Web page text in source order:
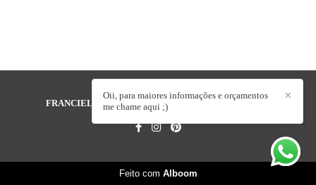
FRANCIELE LOCATELLI FOTOGRAFIA CONTATO
✕
Oii, para maiores informações e orçamentos
me chame aqui ;)
Feito com Alboom